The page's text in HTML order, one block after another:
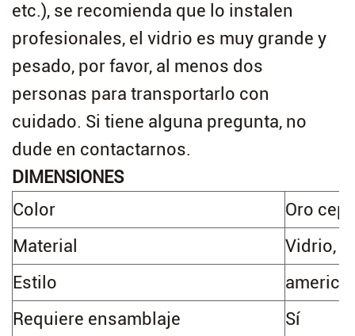
etc.), se recomienda que lo instalen
profesionales, el vidrio es muy grande y
pesado, por favor, al menos dos
personas para transportarlo con
cuidado. Si tiene alguna pregunta, no
dude en contactarnos.
DIMENSIONES
Color
‎Oro
Material
Vidrio,
Estilo
Requiere ensamblaje
‎Sí